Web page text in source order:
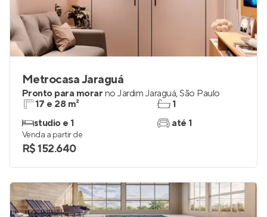
Metrocasa Jaraguá
Pronto para morar no Jardim Jaraguá,São Paulo
17 e 28 m²
studio e 1
1
até 1
Venda a partir de
R$ 152.640